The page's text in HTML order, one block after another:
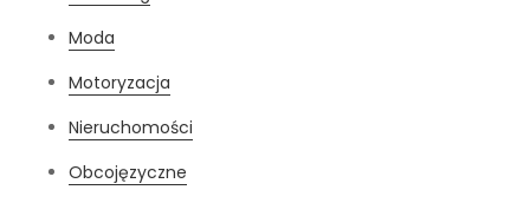
Moda
Motoryzacja
Nieruchomości
Obcojęzyczne